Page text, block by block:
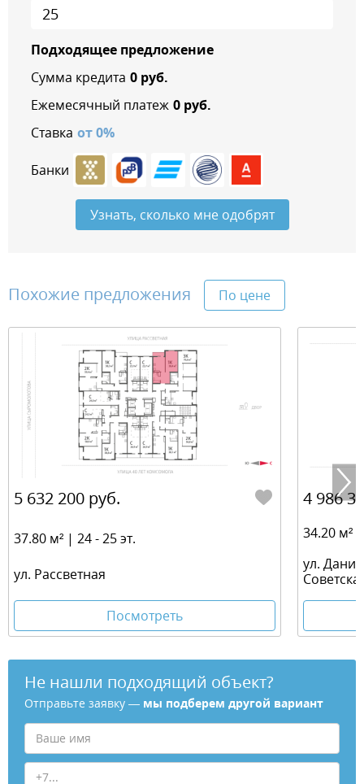
Подходящее предложение
Сумма кредита 0руб.
Ежемесячный платеж 0руб.
Ставка от0%
Банки
Узнать, сколько мне одобрят
Похожие предложения По цене
5 632 200 руб.
37.80 м² | 24 - 25 эт.
ул. Рассветная
Посмотреть
4 986
34.20 м²
ул.
Не нашли подходящий объект?
Отправьте заявку — мы подберем другой вариант